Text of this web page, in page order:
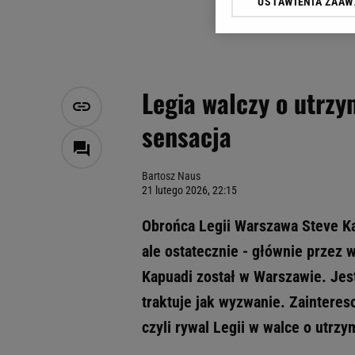
Legia walczy o
sensacja
Bartosz Naus
21 lutego 2026, 22:15
Obrońca Legii Warszawa Steve
ale ostatecznie - głównie przez
Kapuadi został w Warszawie.
traktuje jak wyzwanie.
czyli rywal Legii w walce o
Klikając „Akceptuję”
Zaufanych Partnerów i
My, nasi Zaufani